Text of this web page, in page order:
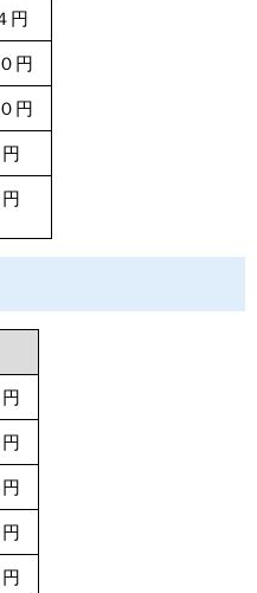
円
円
円